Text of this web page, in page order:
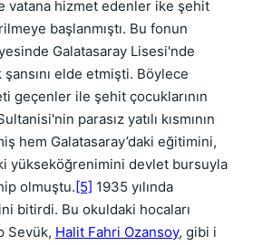
vatana hizmet edenler ike şehit
başlanmıştı. Bu fonun
Galatasaray Lisesi'nde
şansını elde etmişti. Böylece
geçenler ile şehit çocuklarının
parasız yatılı kısmının
hem Galatasaray’daki eğitimini,
yükseköğrenimini devlet bursuyla
olmuştu.[5] 1935 yılında
bitirdi. Bu okuldaki hocaları
Sevük, Halit Fahri Ozansoy, gibi i